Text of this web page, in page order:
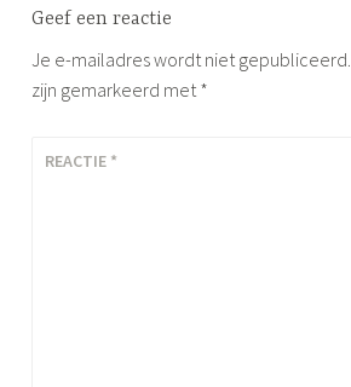
Geef een reactie
Je e-mailadres wordt niet gepubliceerd.
zijn gemarkeerd met*
REACTIE *